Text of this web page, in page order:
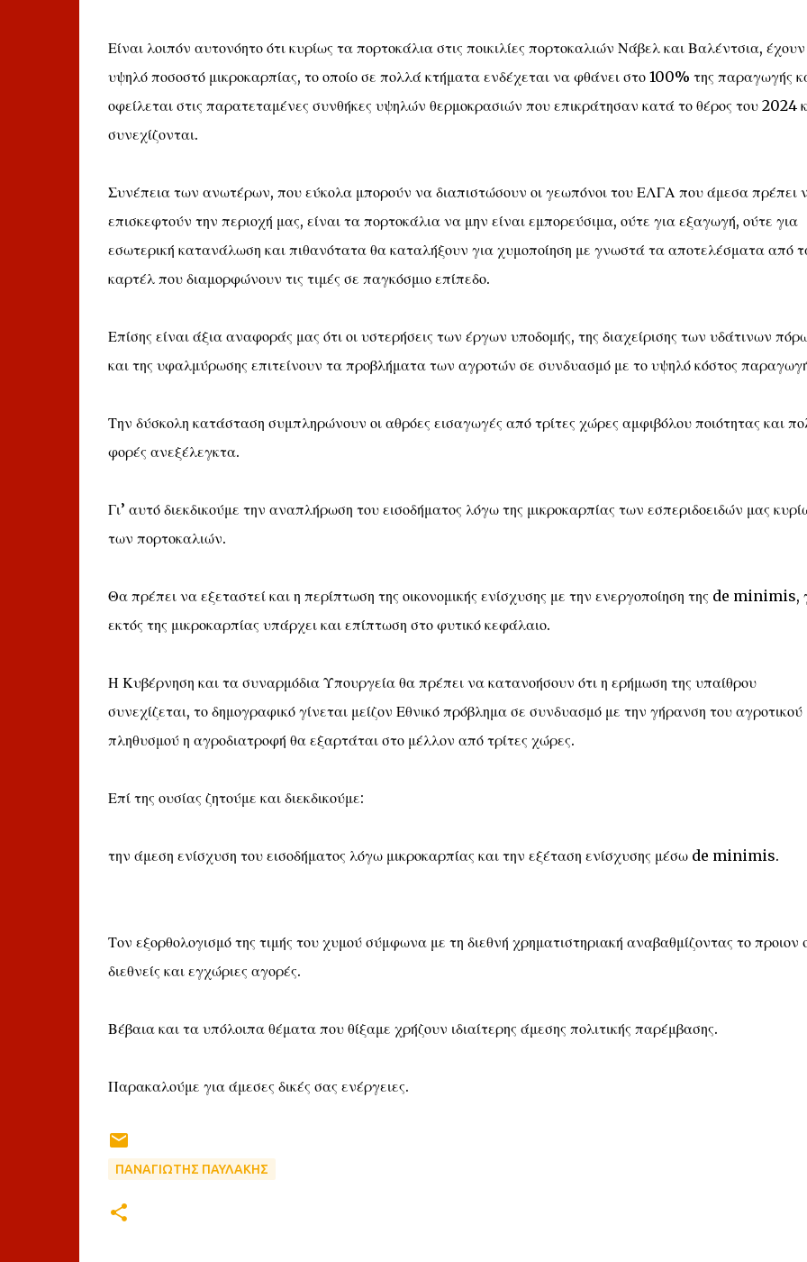
Είναι λοιπόν αυτονόητο ότι κυρίως τα πορτοκάλια στις ποικιλίες πορτοκαλιών Νάβελ και Βαλέντσια, έχουν
υψηλό ποσοστό μικροκαρπίας, το οποίο σε πολλά κτήματα ενδέχεται να φθάνει στο 100% της παραγωγής
οφείλεται στις παρατεταμένες συνθήκες υψηλών θερμοκρασιών που επικράτησαν κατά το θέρος του 2024
συνεχίζονται.
Συνέπεια των ανωτέρων, που εύκολα μπορούν να διαπιστώσουν οι γεωπόνοι του ΕΛΓΑ που άμεσα πρέπει
επισκεφτούν την περιοχή μας, είναι τα πορτοκάλια να μην είναι εμπορεύσιμα, ούτε για εξαγωγή, ούτε για
εσωτερική κατανάλωση και πιθανότατα θα καταλήξουν για χυμοποίηση με γνωστά τα αποτελέσματα από
καρτέλ που διαμορφώνουν τις τιμές σε παγκόσμιο επίπεδο.
Επίσης είναι άξια αναφοράς μας ότι οι υστερήσεις των έργων υποδομής, της διαχείρισης των υδάτινων
και της υφαλμύρωσης επιτείνουν τα προβλήματα των αγροτών σε συνδυασμό με το υψηλό κόστος
Την δύσκολη κατάσταση συμπληρώνουν οι αθρόες εισαγωγές από τρίτες χώρες αμφιβόλου ποιότητας και
φορές ανεξέλεγκτα.
Γι’ αυτό διεκδικούμε την αναπλήρωση του εισοδήματος λόγω της μικροκαρπίας των εσπεριδοειδών μας
των πορτοκαλιών.
Θα πρέπει να εξεταστεί και η περίπτωση της οικονομικής ενίσχυσης με την ενεργοποίηση της de minimis,
εκτός της μικροκαρπίας υπάρχει και επίπτωση στο φυτικό κεφάλαιο.
Η Κυβέρνηση και τα συναρμόδια Υπουργεία θα πρέπει να κατανοήσουν ότι η ερήμωση της υπαίθρου
συνεχίζεται, το δημογραφικό γίνεται μείζον Εθνικό πρόβλημα σε συνδυασμό με την γήρανση του αγροτικού
πληθυσμού η αγροδιατροφή θα εξαρτάται στο μέλλον από τρίτες χώρες.
Επί της ουσίας ζητούμε και διεκδικούμε:
την άμεση ενίσχυση του εισοδήματος λόγω μικροκαρπίας και την εξέταση ενίσχυσης μέσω de minimis.
Τον εξορθολογισμό της τιμής του χυμού σύμφωνα με τη διεθνή χρηματιστηριακή αναβαθμίζοντας το προιον
διεθνείς και εγχώριες αγορές.
Βέβαια και τα υπόλοιπα θέματα που θίξαμε χρήζουν ιδιαίτερης άμεσης πολιτικής παρέμβασης.
Παρακαλούμε για άμεσες δικές σας ενέργειες.
ΠΑΝΑΓΙΩΤΗΣ ΠΑΥΛΑΚΗΣ